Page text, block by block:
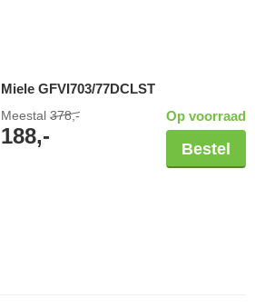
Miele GFVI703/77DCLST
Meestal 378,-
188,-
Op voorraad
Bestel